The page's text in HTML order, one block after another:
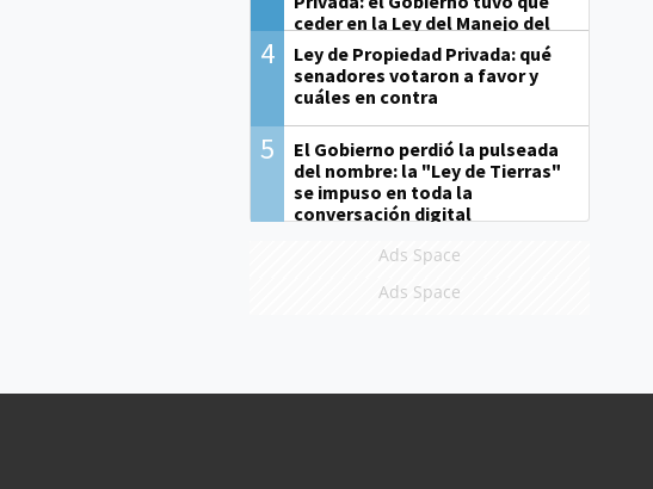
ceder en la Ley del Manejo del
Fuego
4
Ley de Propiedad Privada: qué
senadores votaron a favor y
cuáles en contra
5
El Gobierno perdió la pulseada
del nombre: la "Ley de Tierras"
se impuso en toda la
conversación digital
Ads Space
Ads Space